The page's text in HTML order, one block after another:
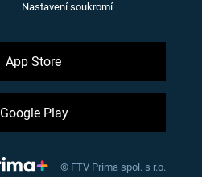
Nastavení soukromí
App Store
Google Play
© FTV Prima spol. s r.o.